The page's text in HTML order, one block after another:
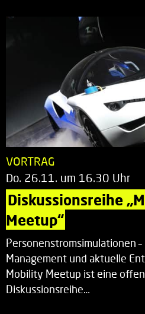
VORTRAG
Do. 26.11. um 16.30 Uhr
Diskussionsreihe
Meetup“
Personenstromsimulationen
Management und aktuelle
Mobility Meetup ist eine
Diskussionsreihe…